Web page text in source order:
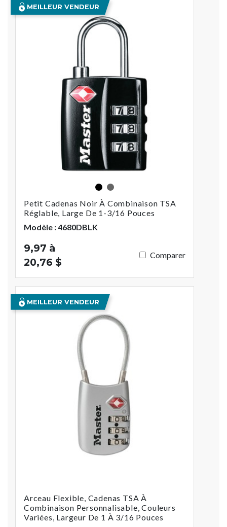
MEILLEUR VENDEUR
Noirnickel
Petit Cadenas Noir À Combinaison TSA
Réglable, Large De 1-3/16 Pouces
Modèle : 4680DBLK
9,97 à
20,76 $
Comparer
MEILLEUR VENDEUR
Arceau Flexible, Cadenas TSA À
Combinaison Personnalisable, Couleurs
Variées, Largeur De 1 À 3/16 Pouces